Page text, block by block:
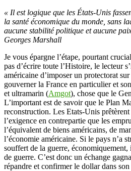
« Il est logique que les États-Unis
la santé économique du monde, sans
aucune stabilité politique et aucune
Georges Marshall
Je vous épargne l’étape, pourtant
pas d’écrire toute l’Histoire, le lecteur
américaine d’imposer un protectorat
gouverner la France en particulier et
et ultramarin (Amgot), chose que le
L’important est de savoir que le Plan
reconstruction. Les Etats-Unis
l’exigence en contrepartie que les
l’équivalent de biens américains, de
l’économie américaine. Si le pays n’a
souffert de la guerre,
de guerre. C’est donc un échange
répandre et confirmer le dollar dans